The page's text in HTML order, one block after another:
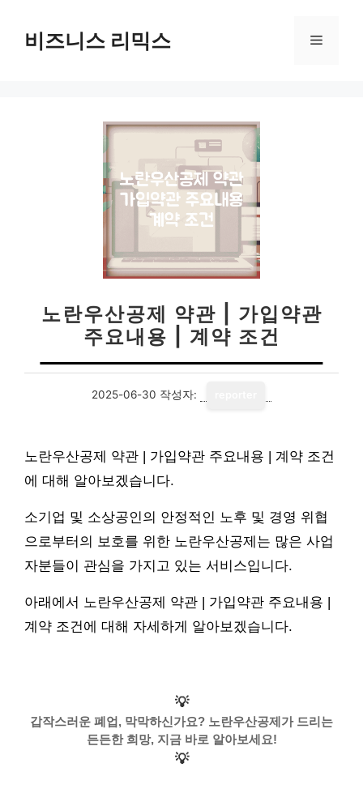
비즈니스 리믹스 메
노란우산공제 약관 | 가입약관
주요내용 | 계약 조건
2025-06-30 작성자:
노란우산공제 약관 | 가입약관 주요내용 | 계약 조건
에 대해 알아보겠습니다.
소기업 및 소상공인의 안정적인 노후 및 경영 위협
으로부터의 보호를 위한 노란우산공제는 많은 사업
자분들이 관심을 가지고 있는 서비스입니다.
아래에서 노란우산공제 약관 | 가입약관 주요내용 |
계약 조건에 대해 자세하게 알아보겠습니다.
💡
갑작스러운 폐업, 막막하신가요? 노란우산공제가 드리는
든든한 희망, 지금 바로 알아보세요!
💡